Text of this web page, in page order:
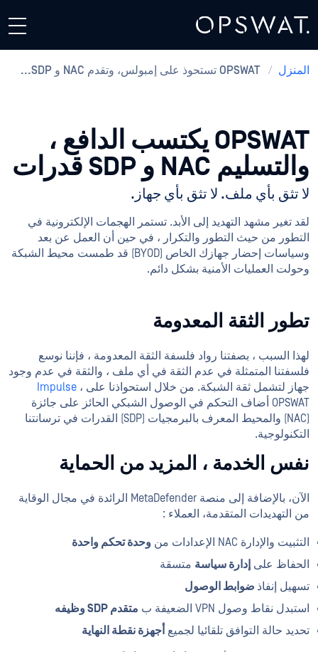
المنزل /
OPSWAT يكتسب الدافع ،
والتسليم NAC و SDP قدرات
لا تثق بأي ملف. لا تثق بأي جهاز.
لقد تغير مشهد التهديد إلى الأبد. تستمر الهجمات الإلكترونية في
التطور من حيث التطور والتكرار ، في حين أن العمل عن بعد
وسياسات إحضار جهازك الخاص (BYOD) قد طمست محيط الشبكة
وحولت العمليات الأمنية بشكل دائم.
تطور الثقة المعدومة
لهذا السبب ، بصفتنا رواد فلسفة الثقة المعدومة ، فإننا نوسع
فلسفتنا المتمثلة في عدم الثقة في أي ملف ، والثقة في عدم وجود
جهاز لتشمل ثقة الشبكة. من خلال استحواذنا على
Impulse ،
OPSWAT أضاف التحكم في الوصول الشبكي الحائز على جائزة
(NAC) والمحيط المعرف بالبرمجيات (SDP) القدرات في ترسانتنا
التكنولوجية.
نفس الخدمة ، المزيد من الحماية
الآن، بالإضافة إلى منصة MetaDefender الرائدة في مجال الوقاية
من التهديدات المتقدمة، العملاء :
التثبيت والإدارة NAC الإعدادات من
وحدة تحكم واحدة
الحفاظ على إدارة سياسة متسقة
تسهيل إنفاذ ضوابط الوصول
استبدل نقاط وصول VPN الضعيفة ب
متقدم SDP وظيفه
تحديد حالة التوافق تلقائيا لجميع أجهزة نقطة النهاية